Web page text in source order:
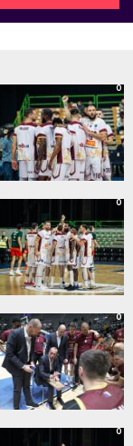
0
0
0
0